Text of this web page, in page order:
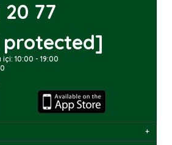
20 77
10:00 - 19:00